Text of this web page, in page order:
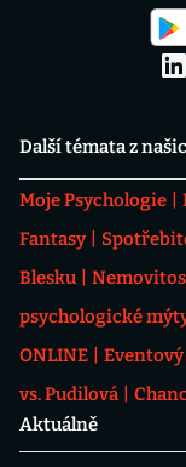
Další témata z
Moje Psychologie
Fantasy
Blesku
psychologické
ONLINE
vs. Pudilová
Aktuálně